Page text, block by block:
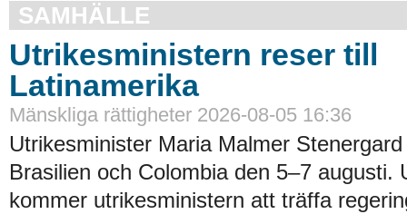
SAMHÄLLE
Utrikesministern reser till
Latinamerika
Mänskliga rättigheter 2026-08-05 16:36
Utrikesminister Maria Malmer
Brasilien och Colombia den 5–7 augusti.
kommer utrikesministern att träffa